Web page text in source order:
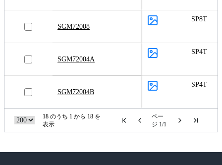
SGM72008
SP8T
SGM72004A
SP4T
SGM72004B
SP4T
18 のうち 1 から 18 を
表示
ペー
ジ 1/1